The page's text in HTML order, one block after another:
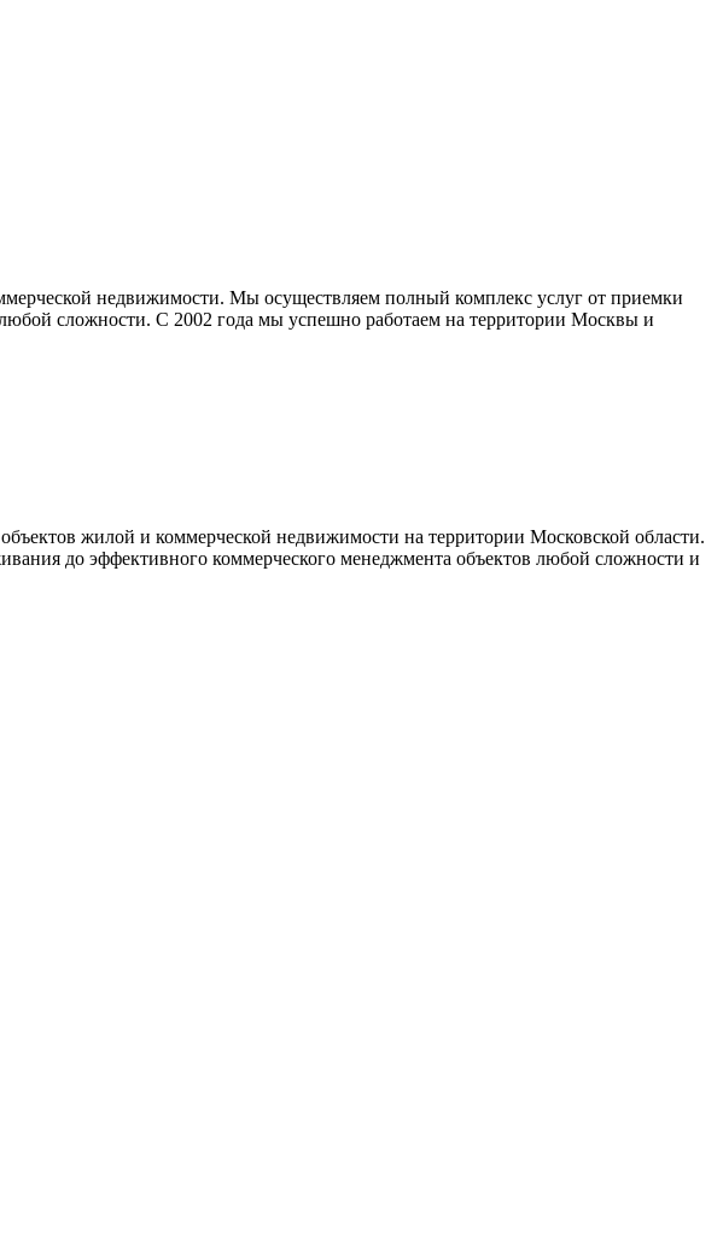
недвижимости. Мы осуществляем полный комплекс услуг от приемки
сложности. С 2002 года мы успешно работаем на территории Москвы и
жилой и коммерческой недвижимости на территории Московской области.
до эффективного коммерческого менеджмента объектов любой сложности и